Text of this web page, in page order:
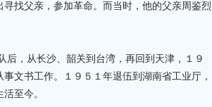
找父亲，参加革命。而当时，他的父亲周鉴烈
后，从长沙、韶关到台湾，再回到天津，１９
文书工作。１９５１年退伍到湖南省工业厅，
至今。